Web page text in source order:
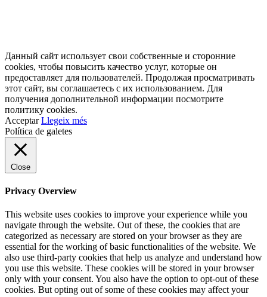
Данный сайт использует свои собственные и сторонние
cookies, чтобы повысить качество услуг, которые он
предоставляет для пользователей. Продолжая просматривать
этот сайт, вы соглашаетесь с их использованием. Для
получения дополнительной информации посмотрите
политику cookies.
Acceptar Llegeix més
Política de galetes
Close
Privacy Overview
This website uses cookies to improve your experience while you
navigate through the website. Out of these, the cookies that are
categorized as necessary are stored on your browser as they are
essential for the working of basic functionalities of the website. We
also use third-party cookies that help us analyze and understand how
you use this website. These cookies will be stored in your browser
only with your consent. You also have the option to opt-out of these
cookies. But opting out of some of these cookies may affect your